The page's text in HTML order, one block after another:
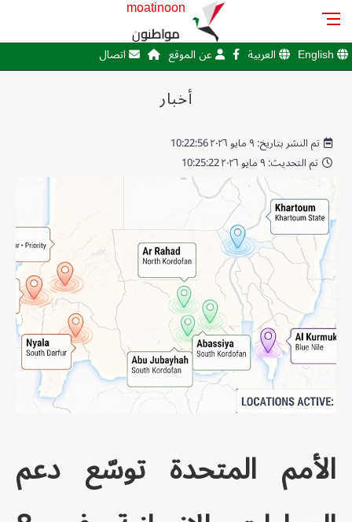
moatinoon
مواطنون
English العربية عن الموقع اتصال
أخبار
تم النشر بتاريخ: ٩ مايو ٢٠٢٦ 10:22:56
تم التحديث: ٩ مايو ٢٠٢٦ 10:25:22
الأمم المتحدة توسّع دعم